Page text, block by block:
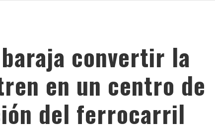
convertir la
en un centro de
del ferrocarril